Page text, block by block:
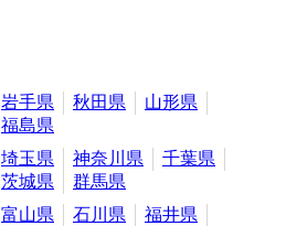
岩手県 秋田県
山形県
福島県
埼玉県 神奈川県
千葉県
茨城県 群馬県
富山県 石川県
福井県